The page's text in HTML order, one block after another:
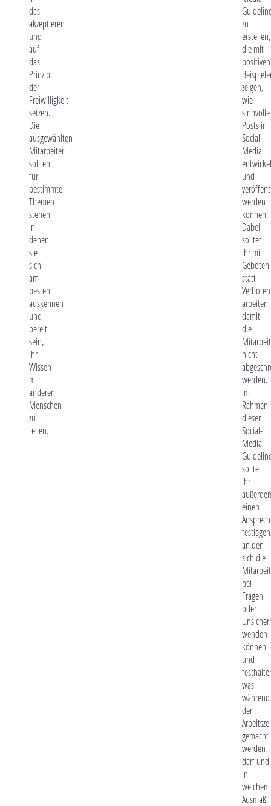
das
akzeptieren
und
auf
das
Prinzip
der
Freiwilligkeit
setzen.
Die
ausgewählten
Mitarbeiter
sollten
für
bestimmte
Themen
stehen,
in
denen
sie
sich
am
besten
auskennen
und
bereit
sein,
ihr
Wissen
mit
anderen
Menschen
zu
teilen.
zu
erstellen,
die mit
positiven
zeigen,
wie
sinnvolle
Posts in
Social
Media
und
werden
können.
Dabei
solltet
Ihr mit
Geboten
statt
Verboten
arbeiten,
damit
die
nicht
werden.
Im
Rahmen
dieser
Social-
Media-
solltet
Ihr
einen
an den
sich die
bei
Fragen
oder
wenden
können
und
was
während
der
gemacht
werden
darf und
in
welchem
Ausmaß.